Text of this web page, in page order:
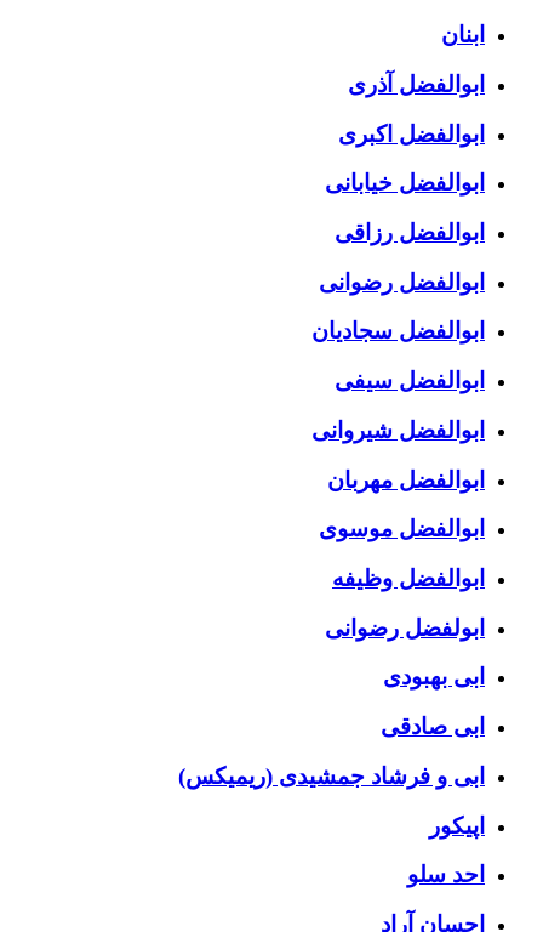
ابنان
ابوالفضل آذری
ابوالفضل اکبری
ابوالفضل خیابانی
ابوالفضل رزاقی
ابوالفضل رضوانی
ابوالفضل سجادیان
ابوالفضل سیفی
ابوالفضل شیروانی
ابوالفضل مهربان
ابوالفضل موسوی
ابوالفضل وظیفه
ابولفضل رضوانی
ابی بهبودی
ابی صادقی
ابی و فرشاد جمشیدی (ریمیکس)
اپیکور
احد سلو
احسان آراد